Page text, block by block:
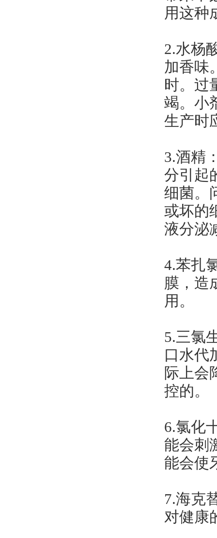
用这种
2.水杨
加香味
时。过
竭。小
生产时
3.酒精
分引起
细菌。
或坏的
液分泌
4.苯扎
膜，造
用。
5.三氯
口水代
际上会
控的。
6.氯化
能会刺
能会使
7.海克
对健康